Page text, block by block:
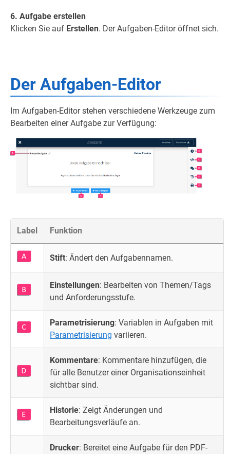
6. Aufgabe erstellen
Klicken Sie auf Erstellen. Der Aufgaben-Editor öffnet sich.
Der Aufgaben-Editor
Im Aufgaben-Editor stehen verschiedene Werkzeuge zum
Bearbeiten einer Aufgabe zur Verfügung:
Label Funktion
Stift: Ändert den Aufgabennamen.
Einstellungen: Bearbeiten von Themen/Tags
und Anforderungsstufe.
Parametrisierung: Variablen in Aufgaben mit
Parametrisierung variieren.
Kommentare: Kommentare hinzufügen, die
für alle Benutzer einer Organisationseinheit
sichtbar sind.
Historie: Zeigt Änderungen und
Bearbeitungsverläufe an.
Drucker: Bereitet eine Aufgabe für den PDF-